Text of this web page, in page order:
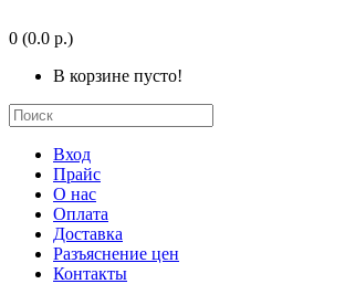
0 (0.0 р.)
В корзине пусто!
Вход
Прайс
О нас
Оплата
Доставка
Разъяснение цен
Контакты